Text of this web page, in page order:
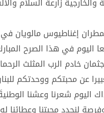
اليوم في هذا الصرح
خادم الرب المثلث
عن محبتكم ووحدتكم
شعرنا وعشنا
لنجدد محبتنا وعطائنا